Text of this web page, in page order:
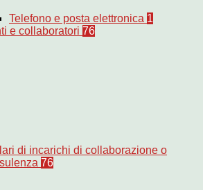
Telefono e posta elettronica 1
e collaboratori 76
di incarichi di collaborazione o
76